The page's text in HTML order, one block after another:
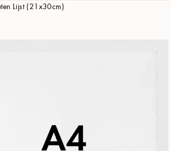
Lijst (21x30cm)